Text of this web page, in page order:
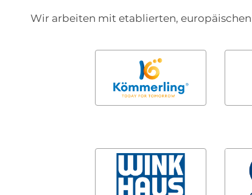
Wir arbeiten mit etablierten,